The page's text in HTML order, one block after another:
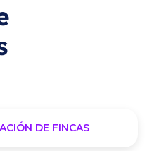
DE FINCAS